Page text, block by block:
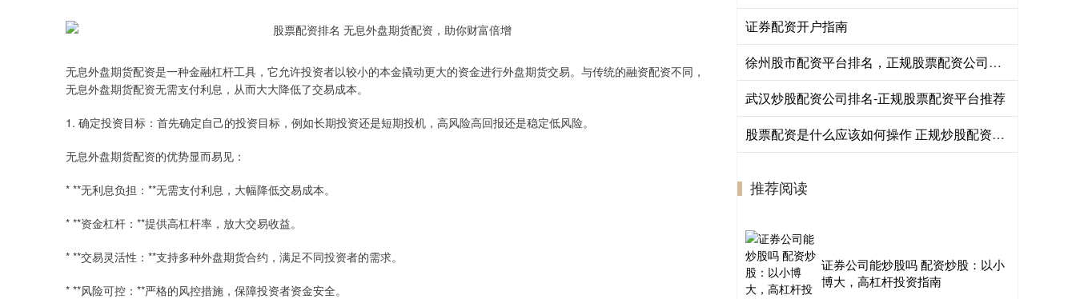
无息外盘期货配资是一种金融杠杆工具，它允许投资者以较小的本金撬动更大的资金进行外盘期货交易。与传统的融资配资不同，
无息外盘期货配资无需支付利息，从而大大降低了交易成本。
1. 确定投资目标：首先确定自己的投资目标，例如长期投资还是短期投机，高风险高回报还是稳定低风险。
无息外盘期货配资的优势显而易见：
* **无利息负担：**无需支付利息，大幅降低交易成本。
* **资金杠杆：**提供高杠杆率，放大交易收益。
* **交易灵活性：**支持多种外盘期货合约，满足不同投资者的需求。
* **风险可控：**严格的风控措施，保障投资者资金安全。
证券配资开户指南
徐州股市配资平台排名，正规股票配资公司推荐
武汉炒股配资公司排名-正规股票配资平台推荐
股票配资是什么应该如何操作 正规炒股配资：安全可靠，助您投资无忧
推荐阅读
证券公司能炒股吗 配资炒股：以小
博大，高杠杆投资指南